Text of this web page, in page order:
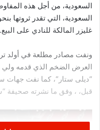
السعودية، من أجل هذه
غليزر المالكة للنادي على البيع.
ونفت مصادر مطلعة في أولد
العرض الضخم الذي قدمه
“ديلى ستار“، كما نفت جهات
قبل، ، وفق ما نشرته صحيفة